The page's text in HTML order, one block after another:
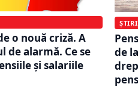
o nouă criză. A
de alarmă. Ce se
și salariile
de